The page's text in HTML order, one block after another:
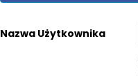
Nazwa Użytkownika